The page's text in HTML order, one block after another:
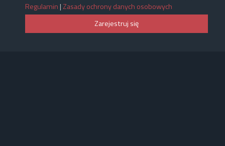
Regulamin | Zasady ochrony danych osobowych
Zarejestruj się